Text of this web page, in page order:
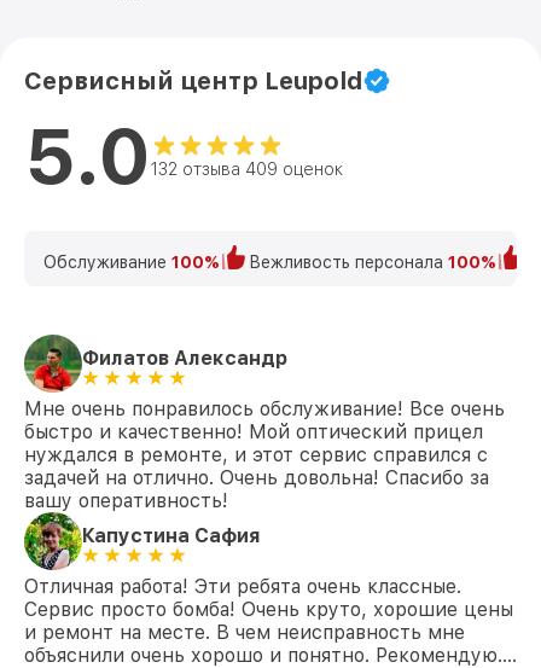
Сервисный центр Leupold
5.0 132 отзыва 409 оценок
Обслуживание 100% Вежливость персонала 100%
Филатов Александр
Мне очень понравилось обслуживание! Все очень
быстро и качественно! Мой оптический прицел
нуждался в ремонте, и этот сервис справился с
задачей на отлично. Очень довольна! Спасибо за
вашу оперативность!
Капустина Сафия
Отличная работа! Эти ребята очень классные.
Сервис просто бомба! Очень круто, хорошие цены
и ремонт на месте. В чем неисправность мне
объяснили очень хорошо и понятно. Рекомендую….